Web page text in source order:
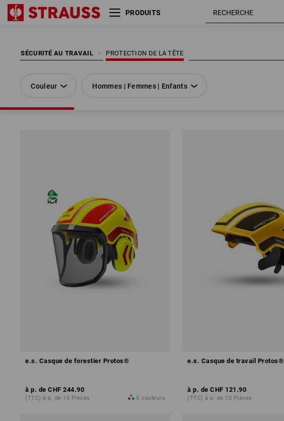
PRODUITS
SÉCURITÉ AU TRAVAIL PROTECTION DE LA TÊTE
Couleur Hommes | Femmes | Enfants
Couleur Hommes | Femmes | Enfants
e.s. Casque de forestier Protos®
à p. de CHF 244.90
(TTC) à p. de 10 Pièces 5 couleurs
e.s. Casque de travail Protos®
à p. de CHF 121.90
(TTC) à p. de 10 Pièces